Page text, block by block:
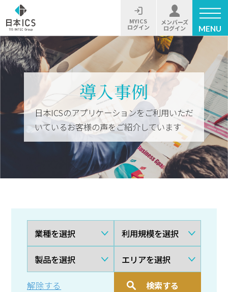
MYICS
ログイン
メンバーズ
ログイン MENU
導入事例
日本ICSのアプリケーションをご利用いただ
いているお客様の声をご紹介しています
解除する 検索する